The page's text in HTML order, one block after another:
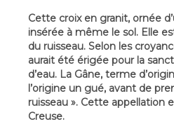
Cette croix en granit, ornée
insérée à même le sol. Elle
du ruisseau. Selon les
aurait été érigée pour la
d’eau. La Gâne, terme
l’origine un gué, avant de
ruisseau ». Cette appellation
Creuse.